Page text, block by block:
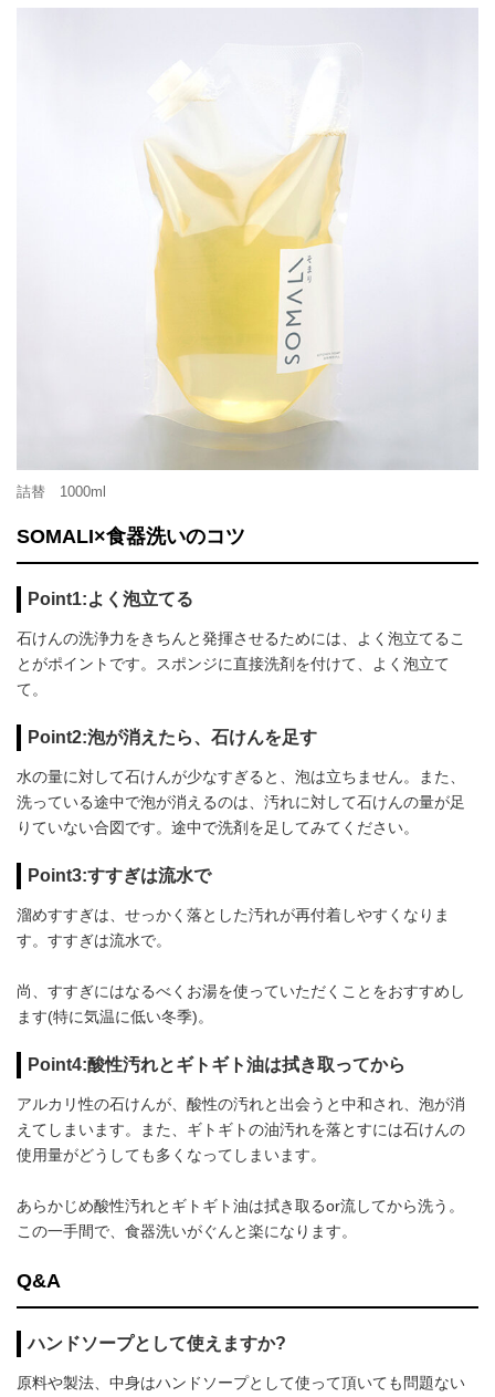
詰替 1000ml
SOMALI×食器洗いのコツ
Point1:よく泡立てる
石けんの洗浄力をきちんと発揮させるためには、よく泡立てるこ
とがポイントです。スポンジに直接洗剤を付けて、よく泡立て
て。
Point2:泡が消えたら、石けんを足す
水の量に対して石けんが少なすぎると、泡は立ちません。また、
洗っている途中で泡が消えるのは、汚れに対して石けんの量が足
りていない合図です。途中で洗剤を足してみてください。
Point3:すすぎは流水で
溜めすすぎは、せっかく落とした汚れが再付着しやすくなりま
す。すすぎは流水で。
尚、すすぎにはなるべくお湯を使っていただくことをおすすめし
ます(特に気温に低い冬季)。
Point4:酸性汚れとギトギト油は拭き取ってから
アルカリ性の石けんが、酸性の汚れと出会うと中和され、泡が消
えてしまいます。また、ギトギトの油汚れを落とすには石けんの
使用量がどうしても多くなってしまいます。
あらかじめ酸性汚れとギトギト油は拭き取るor流してから洗う。
この一手間で、食器洗いがぐんと楽になります。
Q&A
ハンドソープとして使えますか?
原料や製法、中身はハンドソープとして使って頂いても問題ない